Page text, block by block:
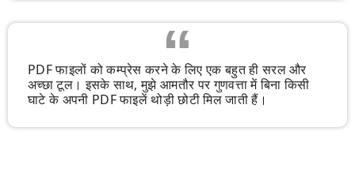
PDF फाइलों को कम्प्रेस करने के लिए एक बहुत ही सरल और
अच्छा टूल। इसके साथ, मुझे आमतौर पर गुणवत्ता में बिना किसी
घाटे के अपनी PDF फाइलें थोड़ी छोटी मिल जाती हैं।